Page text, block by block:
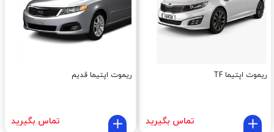
ریموت اپتیما TF
تماس بگیرید
ریموت اپتیما قدیم
تماس بگیرید